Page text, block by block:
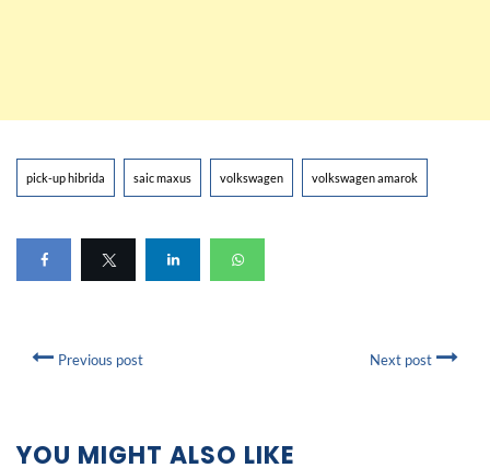
pick-up hibrida saic maxus volkswagen volkswagen amarok
Previous post Next post
YOU MIGHT ALSO LIKE